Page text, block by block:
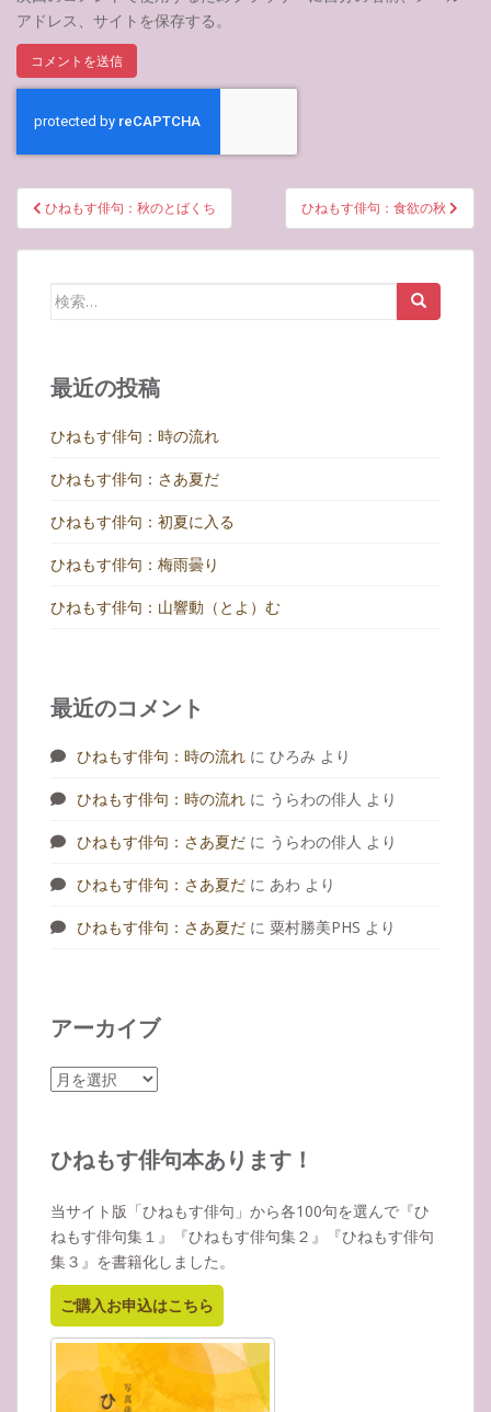
アドレス、サイトを保存する。
投
稿
ナ
ひねもす俳句：秋のとばくち ひねもす俳句：食欲の秋
検
最近の投稿
ひねもす俳句：時の流れ
ひねもす俳句：さあ夏だ
ひねもす俳句：初夏に入る
ひねもす俳句：梅雨曇り
ひねもす俳句：山響動（とよ）む
最近のコメント
ひねもす俳句：時の流れ に ひろみ より
ひねもす俳句：時の流れ に うらわの俳人 より
ひねもす俳句：さあ夏だ に うらわの俳人 より
ひねもす俳句：さあ夏だ に あわ より
ひねもす俳句：さあ夏だ に 粟村勝美PHS より
アーカイブ
ア
イ
ひねもす俳句本あります！
当サイト版「ひねもす俳句」から各100句を選んで『ひ
ねもす俳句集１』『ひねもす俳句集２』『ひねもす俳句
集３』を書籍化しました。
ご購入お申込はこちら